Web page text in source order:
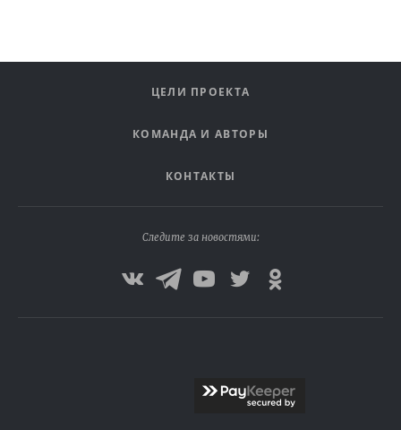
ЦЕЛИ ПРОЕКТА
КОМАНДА И АВТОРЫ
КОНТАКТЫ
Следите за новостями: